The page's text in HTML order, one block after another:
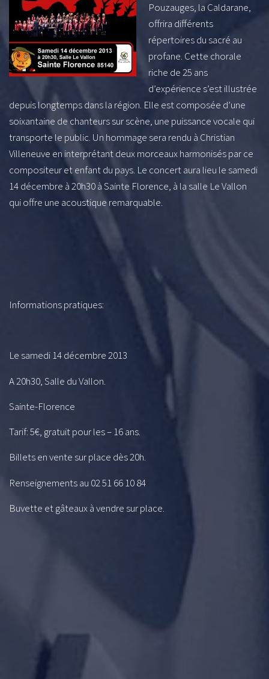
Pouzauges, la Caldarane,
offrira différents
répertoires du sacré au
profane. Cette chorale
riche de 25 ans
d’expérience s’est illustrée
depuis longtemps dans la région. Elle est composée d’une
soixantaine de chanteurs sur scène, une puissance vocale qui
transporte le public. Un hommage sera rendu à Christian
Villeneuve en interprétant deux morceaux harmonisés par ce
compositeur et enfant du pays. Le concert aura lieu le samedi
14 décembre à 20h30 à Sainte Florence, à la salle Le Vallon
qui offre une acoustique remarquable.
Informations pratiques:
Le samedi 14 décembre 2013
A 20h30, Salle du Vallon.
Sainte-Florence
Tarif: 5€, gratuit pour les – 16 ans.
Billets en vente sur place dès 20h.
Renseignements au 02 51 66 10 84
Buvette et gâteaux à vendre sur place.